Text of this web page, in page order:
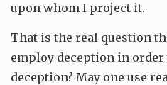
upon whom I project it.
That is the real question
employ deception in order
deception? May one use